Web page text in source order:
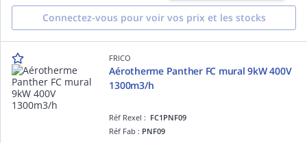
Connectez-vous pour voir vos prix et les stocks
FRICO
Aérotherme Panther FC mural 9kW 400V
1300m3/h
Réf Rexel : FC1PNF09
Réf Fab : PNF09